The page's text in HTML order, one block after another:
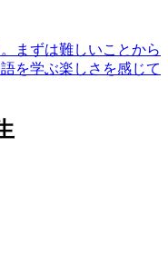
まずは難しいことから
を学ぶ楽しさを感じて